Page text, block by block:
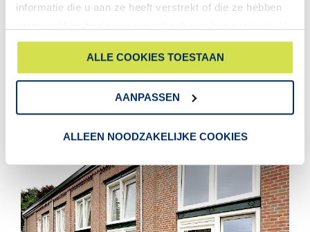
informatie die u aan ze heeft verstrekt of die ze hebben
gaat akkoord met onze cookies als u onze website blijft
ALLE COOKIES TOESTAAN
AANPASSEN
ALLEEN NOODZAKELIJKE COOKIES